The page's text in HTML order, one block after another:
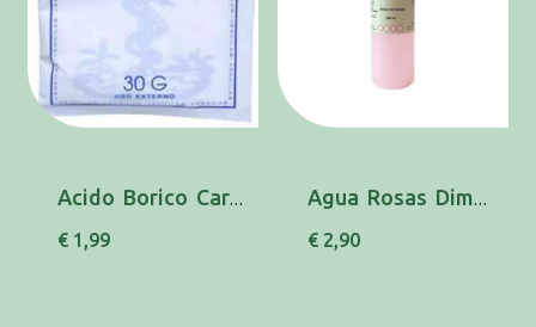
Acido Borico Cart Po 30g
€ 1,99
Agua Rosas Dimor 200ml
€ 2,90